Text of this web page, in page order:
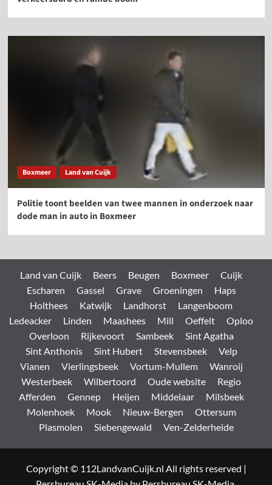
Boxmeer Land van Cuijk
Politie toont beelden van twee mannen in onderzoek naar
dode man in auto in Boxmeer
Land van Cuijk Beers Beugen Boxmeer
Cuijk
Escharen
Gassel Grave Groeningen
Haps
Holthees
Katwijk Landhorst
Langenboom
Ledeacker
Linden Maashees Mill Oeffelt
Oploo
Overloon
Rijkevoort Sambeek
Sint Agatha
Sint Anthonis
Sint Hubert Stevensbeek
Velp
Vianen
Vierlingsbeek Vortum-Mullem
Wanroij
Westerbeek
Wilbertoord Oude website
Regio
Afferden
Gennep Heijen Middelaar
Milsbeek
Molenhoek
Mook Nieuw-Bergen
Ottersum
Plasmolen
Siebengewald Ven-Zelderheide
Copyright © 112LandvanCuijk.nl All rights reserved |